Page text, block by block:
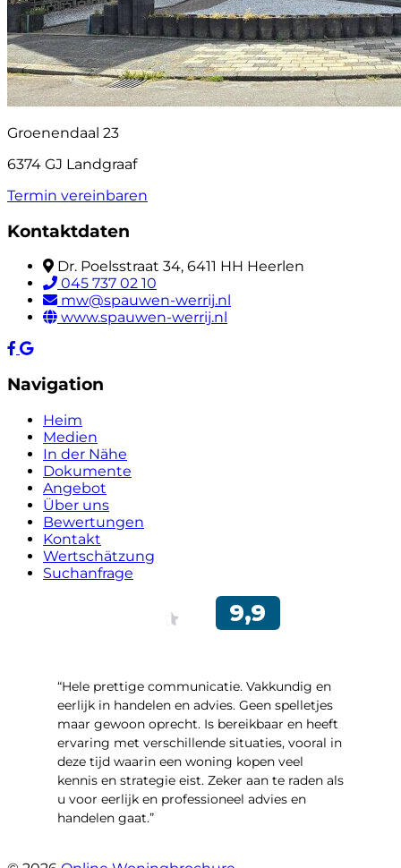
Groenendaal 23
6374 GJ Landgraaf
Termin vereinbaren
Kontaktdaten
Dr. Poelsstraat 34, 6411 HH Heerlen
045 737 02 10
mw@spauwen-werrij.nl
www.spauwen-werrij.nl
Navigation
Heim
Medien
In der Nähe
Dokumente
Angebot
Über uns
Bewertungen
Kontakt
Wertschätzung
Suchanfrage
“Hele prettige communicatie. Vakkundig en
eerlijk in handelen en advies. Geen spelletjes
maar gewoon oprecht. Is bereikbaar en heeft
ervaring met verschillende situaties, vooral in
deze tijd waarin een woning kopen veel
kennis en strategie eist. Zeker aan te raden als
u voor eerlijk en professioneel advies en
handelen gaat.”